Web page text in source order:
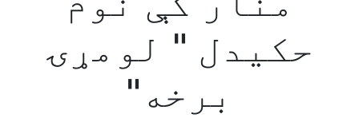
حکیدل " لومړۍ
برخه"